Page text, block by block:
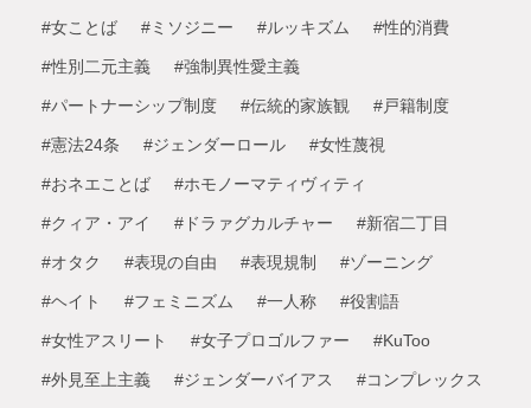
#女ことば #ミソジニー #ルッキズム #性的消費
#性別二元主義 #強制異性愛主義
#パートナーシップ制度 #伝統的家族観 #戸籍制度
#憲法24条 #ジェンダーロール #女性蔑視
#おネエことば #ホモノーマティヴィティ
#クィア・アイ #ドラァグカルチャー #新宿二丁目
#オタク #表現の自由 #表現規制 #ゾーニング
#ヘイト #フェミニズム #一人称 #役割語
#女性アスリート #女子プロゴルファー #KuToo
#外見至上主義 #ジェンダーバイアス #コンプレックス